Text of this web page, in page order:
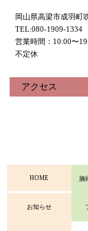
岡山県高梁市成羽町
TEL:080-1909-1334
営業時間：10:00〜
不定休
アクセス
HOME 施
お知らせ